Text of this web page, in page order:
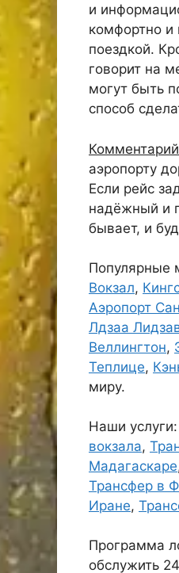
и
комфортно и
поездкой.
говорит на
могут быть
способ
аэропорту
Если рейс
надёжный и
бывает, и
Популярные
Вокзал,
Аэропорт
Лдзаа
Веллингтон,
Теплице,
миру.
Наши услуги:
вокзала,
Мадагаскаре
Трансфер в
Иране,
Программа
обслужить